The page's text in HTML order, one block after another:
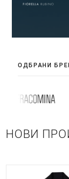
ОДБРАНИ
НОВИ